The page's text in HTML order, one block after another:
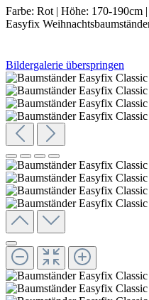
Farbe: Rot | Höhe: 170-190cm |
Easyfix
Bildergalerie überspringen